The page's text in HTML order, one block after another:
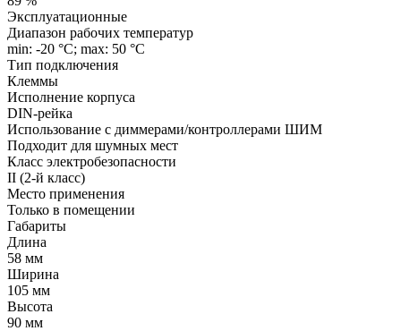
Эксплуатационные
Диапазон рабочих температур
min: -20 °C; max: 50 °C
Тип подключения
Клеммы
Исполнение корпуса
DIN-рейка
Использование с диммерами/контроллерами ШИМ
Подходит для шумных мест
Класс электробезопасности
II (2-й класс)
Место применения
Только в помещении
Габариты
Длина
58 мм
Ширина
105 мм
Высота
90 мм